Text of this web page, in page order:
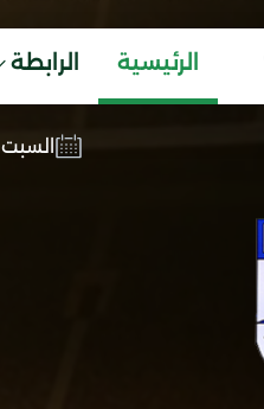
الرئيسية الرابطة
السبت 22 نوفمبر 2025